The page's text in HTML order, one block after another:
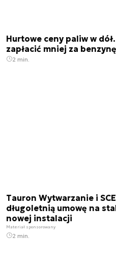
Hurtowe ceny paliw w
zapłacić mniej za
2 min.
Tauron Wytwarzanie i
długoletnią umowę na
nowej instalacji
Materiał sponsorowany
2 min.